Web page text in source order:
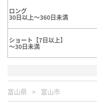
ロング
30日以上～360日未満
ショート【7日以上】
～30日未満
富山県 富山市